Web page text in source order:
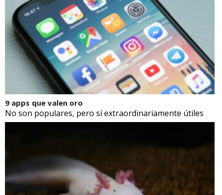
9 apps que valen oro
No son populares, pero sí extraordinariamente útiles